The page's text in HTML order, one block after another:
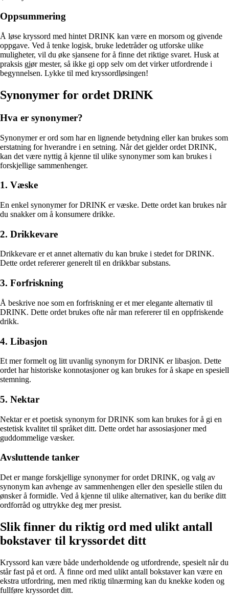
Oppsummering
Å løse kryssord med hintet DRINK kan være en morsom og givende
oppgave. Ved å tenke logisk, bruke ledetråder og utforske ulike
muligheter, vil du øke sjansene for å finne det riktige svaret. Husk at
praksis gjør mester, så ikke gi opp selv om det virker utfordrende i
begynnelsen. Lykke til med kryssordløsingen!
Synonymer for ordet DRINK
Hva er synonymer?
Synonymer er ord som har en lignende betydning eller kan brukes som
erstatning for hverandre i en setning. Når det gjelder ordet DRINK,
kan det være nyttig å kjenne til ulike synonymer som kan brukes i
forskjellige sammenhenger.
1. Væske
En enkel synonymer for DRINK er væske. Dette ordet kan brukes når
du snakker om å konsumere drikke.
2. Drikkevare
Drikkevare er et annet alternativ du kan bruke i stedet for DRINK.
Dette ordet refererer generelt til en drikkbar substans.
3. Forfriskning
Å beskrive noe som en forfriskning er et mer elegante alternativ til
DRINK. Dette ordet brukes ofte når man refererer til en oppfriskende
drikk.
4. Libasjon
Et mer formelt og litt uvanlig synonym for DRINK er libasjon. Dette
ordet har historiske konnotasjoner og kan brukes for å skape en spesiell
stemning.
5. Nektar
Nektar er et poetisk synonym for DRINK som kan brukes for å gi en
estetisk kvalitet til språket ditt. Dette ordet har assosiasjoner med
guddommelige væsker.
Avsluttende tanker
Det er mange forskjellige synonymer for ordet DRINK, og valg av
synonym kan avhenge av sammenhengen eller den spesielle stilen du
ønsker å formidle. Ved å kjenne til ulike alternativer, kan du berike ditt
ordforråd og uttrykke deg mer presist.
Slik finner du riktig ord med ulikt antall
bokstaver til kryssordet ditt
Kryssord kan være både underholdende og utfordrende, spesielt når du
står fast på et ord. Å finne ord med ulikt antall bokstaver kan være en
ekstra utfordring, men med riktig tilnærming kan du knekke koden og
fullføre kryssordet ditt.